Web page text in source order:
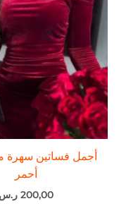
أجمل فساتين سهرة
أحمر
200,00 ر.س